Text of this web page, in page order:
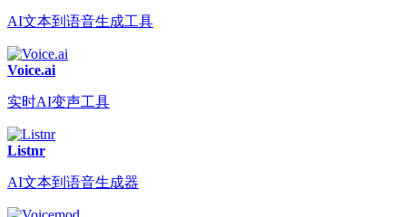
AI文本到语音生成工具
Voice.ai
实时AI变声工具
Listnr
AI文本到语音生成器